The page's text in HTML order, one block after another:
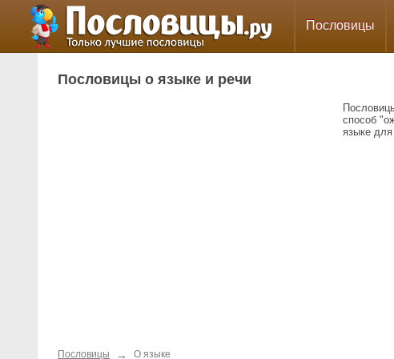
Пословицы
Пословицы о языке и речи
способ
языке
Пословицы → О языке